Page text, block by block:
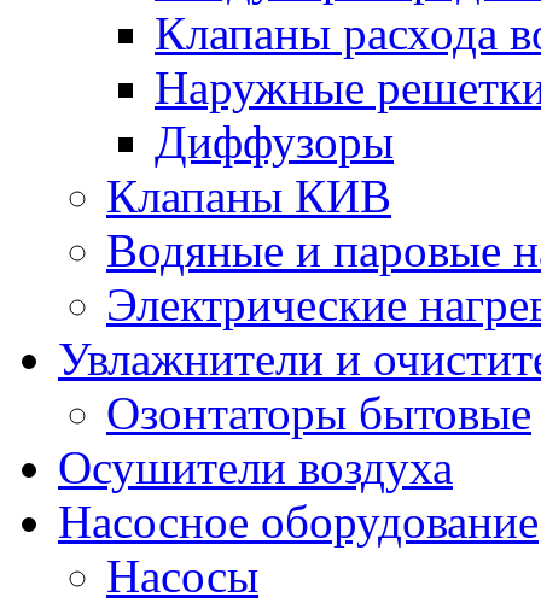
Клапаны расхода
Наружные
Диффузоры
Клапаны КИВ
Водяные и паровые
Электрические
Увлажнители и
Озонтаторы бытовые
Осушители воздуха
Насосное оборудование
Насосы